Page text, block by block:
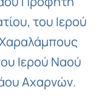
του Ιερού
Ιερού Ναού
Αχαρνών.